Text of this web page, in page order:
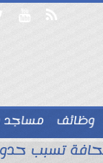
 
وظائف
مساجد
 تسبب